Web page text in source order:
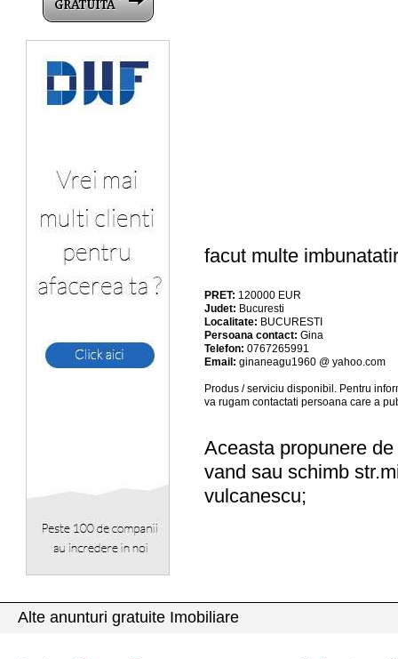
facut multe
PRET: 120000 EUR
Judet: Bucuresti
Localitate: BUCURESTI
Persoana contact: Gina
Telefon: 0767265991
Email: ginaneagu1960 @ yahoo.com
Produs / serviciu disponibil . Pentru
va rugam contactati persoana care a
Aceasta propunere
vand sau schimb
vulcanescu;
Alte anunturi gratuite Imobiliare